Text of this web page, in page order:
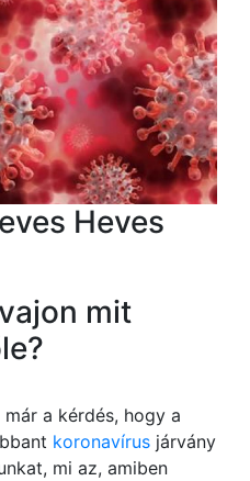
Heves
mit
a kérdés, hogy a
koronavírus járvány
mi az, amiben